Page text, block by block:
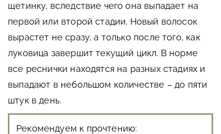
щетинку, вследствие чего она выпадает на
первой или второй стадии. Новый волосок
вырастет не сразу, а только после того, как
луковица завершит текущий цикл. В норме
все реснички находятся на разных стадиях и
выпадают в небольшом количестве – до пяти
штук в день.
Рекомендуем к прочтению: